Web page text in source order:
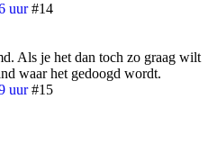
uur #14
Als je het dan toch zo graag wilt
waar het gedoogd wordt.
uur #15